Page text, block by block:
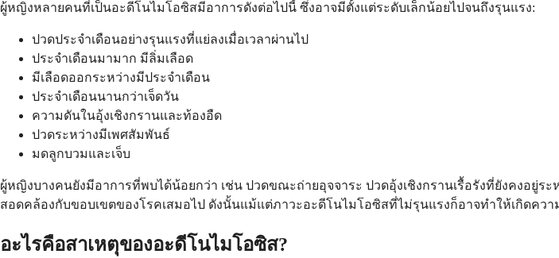
ผู้หญิงหลายคนที่เป็นอะดีโนไมโอซิสมีอาการดังต่อไปนี้ ซึ่งอาจมีตั้งแต่ระดับเล็กน้อยไปจนถึงรุนแรง:
ปวดประจำเดือนอย่างรุนแรงที่แย่ลงเมื่อเวลาผ่านไป
ประจำเดือนมามาก มีลิ่มเลือด
มีเลือดออกระหว่างมีประจำเดือน
ประจำเดือนนานกว่าเจ็ดวัน
ความดันในอุ้งเชิงกรานและท้องอืด
ปวดระหว่างมีเพศสัมพันธ์
มดลูกบวมและเจ็บ
ผู้หญิงบางคนยังมีอาการที่พบได้น้อยกว่า เช่น ปวดขณะถ่ายอุจจาระ ปวดอุ้งเชิงกรานเรื้อรังที่ยังคงอยู่ร
สอดคล้องกับขอบเขตของโรคเสมอไป ดังนั้นแม้แต่ภาวะอะดีโนไมโอซิสที่ไม่รุนแรงก็อาจทำให้เกิดควา
อะไรคือสาเหตุของอะดีโนไมโอซิส?